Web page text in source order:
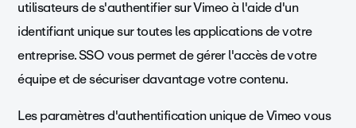
utilisateurs de s'authentifier sur Vimeo à l'aide d'un
identifiant unique sur toutes les applications de votre
entreprise. SSO vous permet de gérer l'accès de votre
équipe et de sécuriser davantage votre contenu.
Les paramètres d'authentification unique de Vimeo vous